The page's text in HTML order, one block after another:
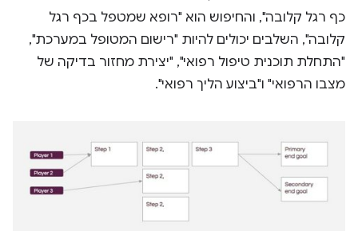
כף רגל קלובה", והחיפוש הוא "רופא שמטפל בכף רגל
קלובה", השלבים יכולים להיות "רישום המטופל במערכת",
"התחלת תוכנית טיפול רפואי", "יצירת מחזור בדיקה של
מצבו הרפואי" ו"ביצוע הליך רפואי".